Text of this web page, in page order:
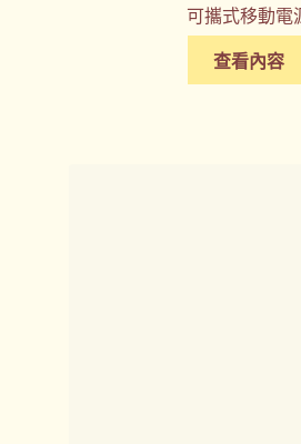
可攜式移動電
查看內容